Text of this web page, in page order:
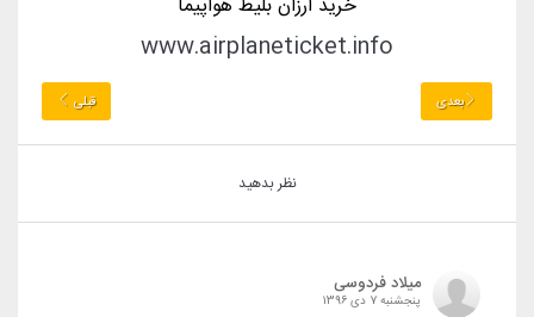
خرید ارزان بلیط هواپیما
www.airplaneticket.info
بعدی قبلی
نظر بدهید
میلاد فردوسی
پنجشنبه 7 دی 1396